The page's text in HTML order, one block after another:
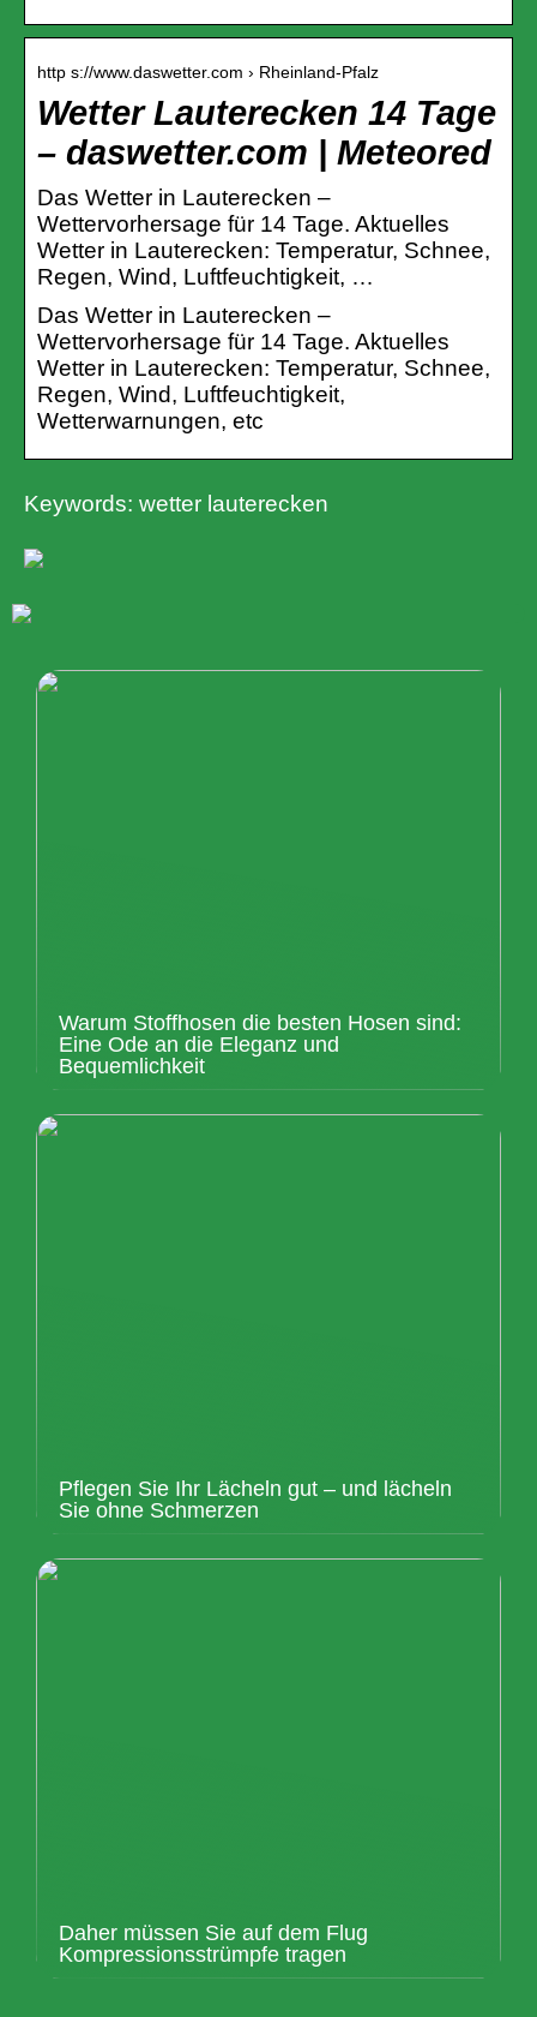
http s://www.daswetter.com › Rheinland-Pfalz
Wetter Lauterecken 14 Tage
– daswetter.com | Meteored
Das Wetter in Lauterecken –
Wettervorhersage für 14 Tage. Aktuelles
Wetter in Lauterecken: Temperatur, Schnee,
Regen, Wind, Luftfeuchtigkeit, …
Das Wetter in Lauterecken –
Wettervorhersage für 14 Tage. Aktuelles
Wetter in Lauterecken: Temperatur, Schnee,
Regen, Wind, Luftfeuchtigkeit,
Wetterwarnungen, etc
Keywords: wetter lauterecken
Warum Stoffhosen die besten Hosen sind:
Eine Ode an die Eleganz und
Bequemlichkeit
Pflegen Sie Ihr Lächeln gut – und lächeln
Sie ohne Schmerzen
Daher müssen Sie auf dem Flug
Kompressionsstrümpfe tragen